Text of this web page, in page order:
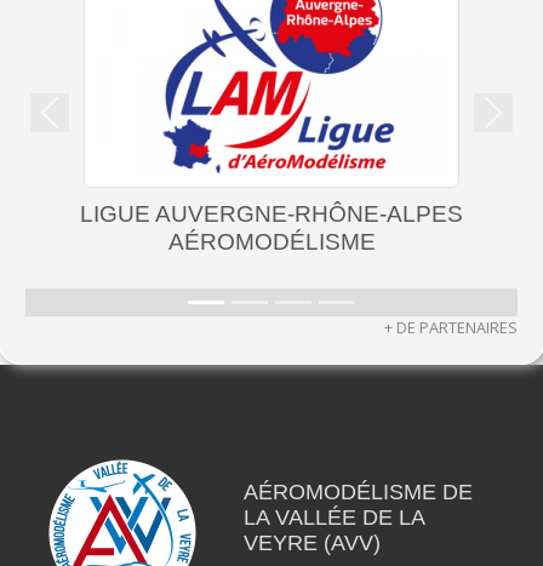
LIGUE AUVERGNE-RHÔNE-ALPES
AÉROMODÉLISME
+ DE PARTENAIRES
AÉROMODÉLISME DE
LA VALLÉE DE LA
VEYRE (AVV)